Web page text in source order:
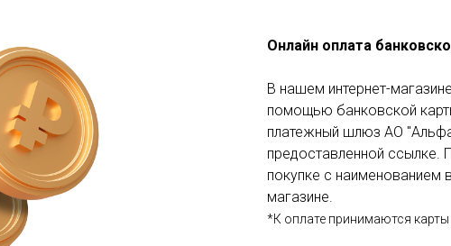
Онлайн оплата
В нашем интернет-
помощью банковской
платежный шлюз АО
предоставленной ссылке.
покупке с наименованием
магазине.
*К оплате принимаются карты